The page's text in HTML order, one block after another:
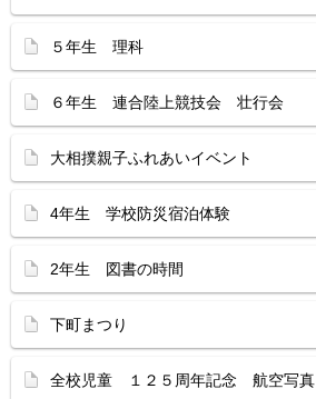
５年生 理科
６年生 連合陸上競技会 壮行会
大相撲親子ふれあいイベント
4年生 学校防災宿泊体験
2年生 図書の時間
下町まつり
全校児童 １２５周年記念 航空写真